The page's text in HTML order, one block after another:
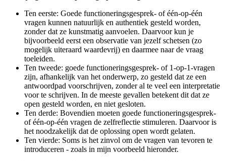
Ten eerste: Goede functioneringsgesprek- of één-op-één
vragen kunnen natuurlijk en authentiek gesteld worden,
zonder dat ze kunstmatig aanvoelen. Daarvoor kun je
bijvoorbeeld eerst een observatie van jezelf schetsen (zo
mogelijk uiteraard waardevrij) en daarmee naar de vraag
toeleiden.
Ten tweede: goede functioneringsgesprek- of 1-op-1-vragen
zijn, afhankelijk van het onderwerp, zo gesteld dat ze een
antwoordpad voorschrijven, zonder al te veel een interpretatie
voor te schrijven. In de meeste gevallen betekent dit dat ze
open gesteld worden, en niet gesloten.
Ten derde: Bovendien moeten goede functioneringsgesprek-
of één-op-één vragen de zelfreflectie stimuleren. Daarvoor is
het noodzakelijk dat de oplossing open wordt gelaten.
Ten vierde: Soms is het zinvol om de vragen van tevoren te
introduceren - zoals in mijn voorbeeld hieronder.